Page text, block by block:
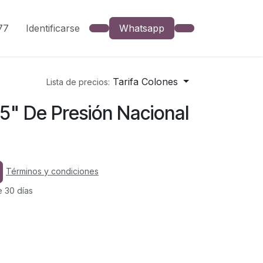
Identificarse Whatsapp
Lista de precios: Tarifa Colones
De Presión Nacional
Términos y condiciones
30 días